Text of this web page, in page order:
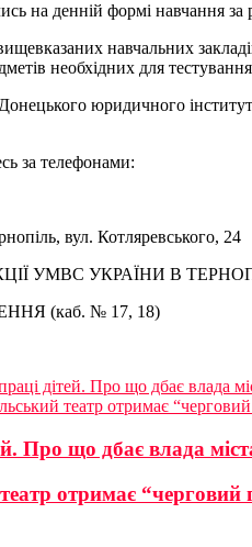
на денній формі
навчальних
необхідних для
юридичного
за телефонами:
вул. Котляревського, 24
УМВС УКРАЇНИ В
(каб. № 17, 18)
дітей. Про що дбає влада
театр отримає
Про що дбає влада
отримає “черговий